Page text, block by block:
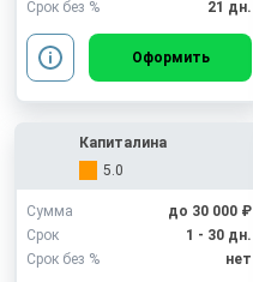
Срок без %
21 дн.
Оформить
Капиталина
5.0
Сумма
до 30 000 ₽
Срок
1 - 30 дн.
Срок без %
нет